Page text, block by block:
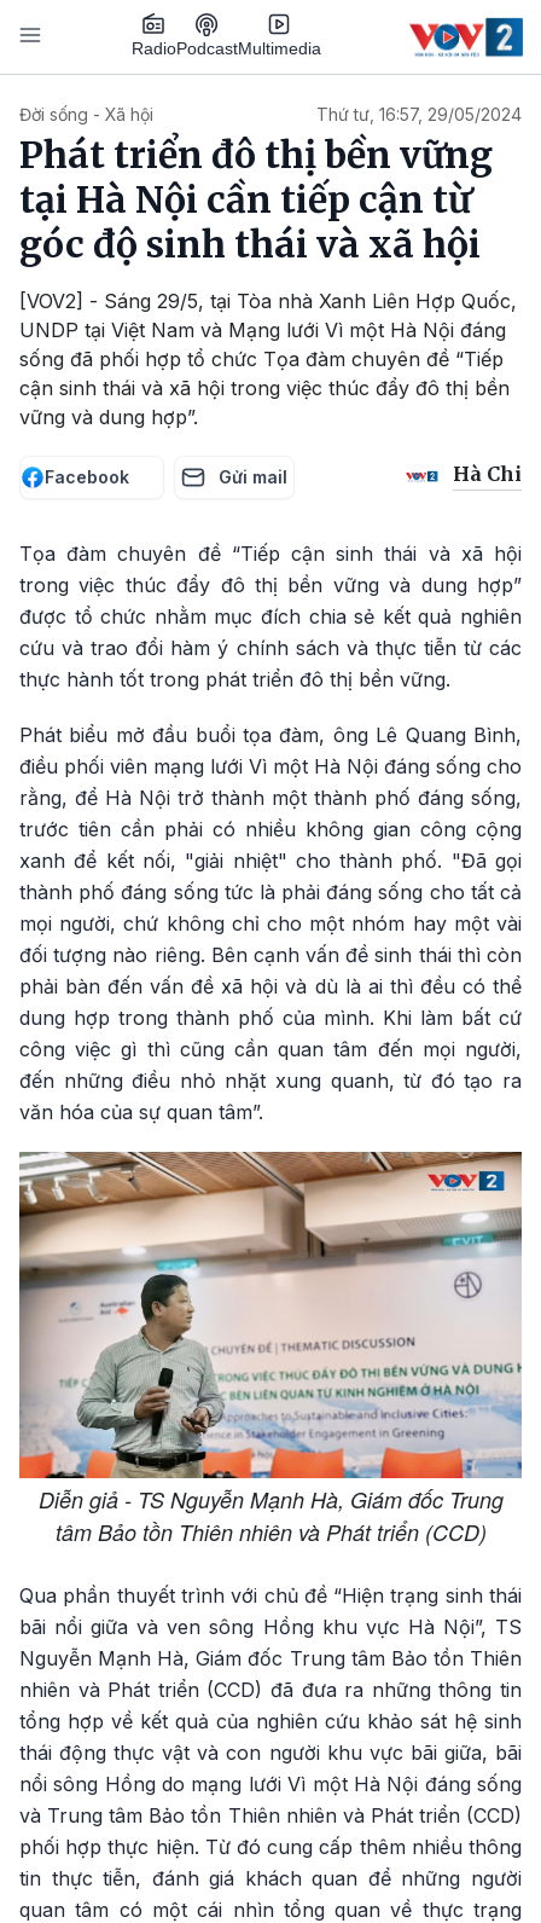
Nhảy đến nội dung
RadioPodcastMultimedia
Đời sống - Xã hội Thứ tư, 16:57, 29/05/2024
Phát triển đô thị bền vững
tại Hà Nội cần tiếp cận từ
góc độ sinh thái và xã hội
[VOV2] - Sáng 29/5, tại Tòa nhà Xanh Liên Hợp Quốc,
UNDP tại Việt Nam và Mạng lưới Vì một Hà Nội đáng
sống đã phối hợp tổ chức Tọa đàm chuyên đề “Tiếp
cận sinh thái và xã hội trong việc thúc đẩy đô thị bền
vững và dung hợp”.
Facebook Gửi mail Hà Chi
Tọa đàm chuyên đề “Tiếp cận sinh thái và xã hội
trong việc thúc đẩy đô thị bền vững và dung hợp”
được tổ chức nhằm mục đích chia sẻ kết quả nghiên
cứu và trao đổi hàm ý chính sách và thực tiễn từ các
thực hành tốt trong phát triển đô thị bền vững.
Phát biểu mở đầu buổi tọa đàm, ông Lê Quang Bình,
điều phối viên mạng lưới Vì một Hà Nội đáng sống cho
rằng, để Hà Nội trở thành một thành phố đáng sống,
trước tiên cần phải có nhiều không gian công cộng
xanh để kết nối, "giải nhiệt" cho thành phố. "Đã gọi
thành phố đáng sống tức là phải đáng sống cho tất cả
mọi người, chứ không chỉ cho một nhóm hay một vài
đối tượng nào riêng. Bên cạnh vấn đề sinh thái thì còn
phải bàn đến vấn đề xã hội và dù là ai thì đều có thể
dung hợp trong thành phố của mình. Khi làm bất cứ
công việc gì thì cũng cần quan tâm đến mọi người,
đến những điều nhỏ nhặt xung quanh, từ đó tạo ra
văn hóa của sự quan tâm”.
Diễn giả - TS Nguyễn Mạnh Hà, Giám đốc Trung
tâm Bảo tồn Thiên nhiên và Phát triển (CCD)
Qua phần thuyết trình với chủ đề “Hiện trạng sinh thái
bãi nổi giữa và ven sông Hồng khu vực Hà Nội”, TS
Nguyễn Mạnh Hà, Giám đốc Trung tâm Bảo tồn Thiên
nhiên và Phát triển (CCD) đã đưa ra những thông tin
tổng hợp về kết quả của nghiên cứu khảo sát hệ sinh
thái động thực vật và con người khu vực bãi giữa, bãi
nổi sông Hồng do mạng lưới Vì một Hà Nội đáng sống
và Trung tâm Bảo tồn Thiên nhiên và Phát triển (CCD)
phối hợp thực hiện. Từ đó cung cấp thêm nhiều thông
tin thực tiễn, đánh giá khách quan để những người
quan tâm có một cái nhìn tổng quan về thực trạng